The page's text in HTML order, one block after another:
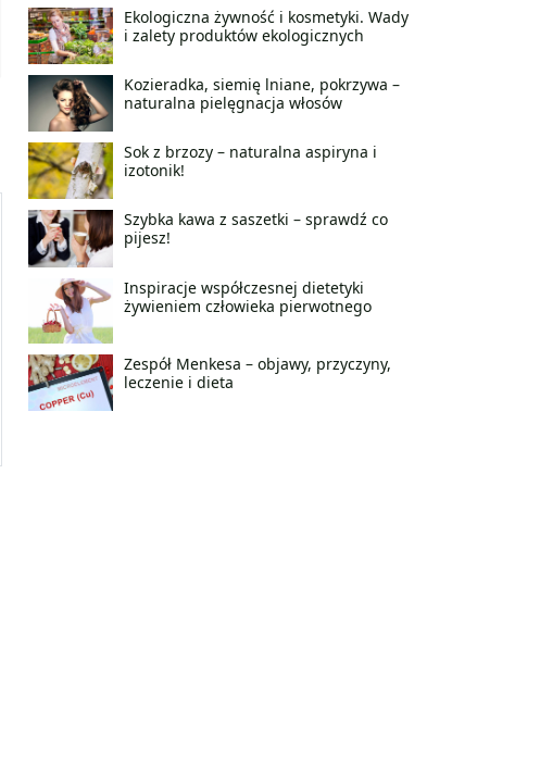
Ekologiczna żywność i kosmetyki. Wady
i zalety produktów ekologicznych
Kozieradka, siemię lniane, pokrzywa –
naturalna pielęgnacja włosów
Sok z brzozy – naturalna aspiryna i
izotonik!
Szybka kawa z saszetki – sprawdź co
pijesz!
Inspiracje współczesnej dietetyki
żywieniem człowieka pierwotnego
Zespół Menkesa – objawy, przyczyny,
leczenie i dieta